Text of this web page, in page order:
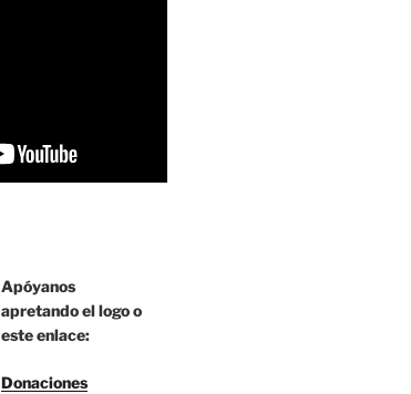
Apóyanos
apretando el logo o
este enlace:
Donaciones